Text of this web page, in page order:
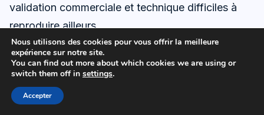
validation commerciale et technique difficiles à
reproduire ailleurs.
Quels services cloud sont courants parmi
les startups de Station F ?
Les startups utilisent principalement
Microsoft Azure
Nous utilisons des cookies pour vous offrir la meilleure
expérience sur notre site.
You can find out more about which cookies we are using or
switch them off in settings.
Accepter